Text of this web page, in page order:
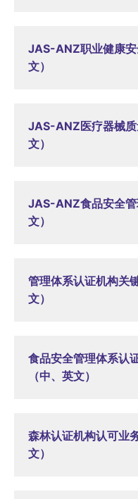
JAS-ANZ职业健康
文）
JAS-ANZ医疗器械
文）
JAS-ANZ食品安全
文）
管理体系认证机构关
文）
食品安全管理体系认
（中、英文）
森林认证机构认可业
文）